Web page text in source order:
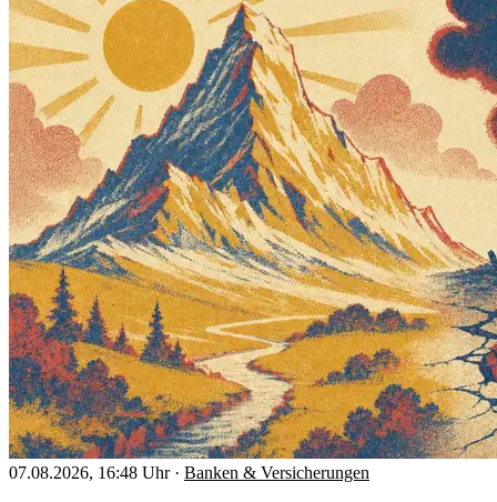
07.08.2026, 16:48 Uhr · Banken & Versicherungen